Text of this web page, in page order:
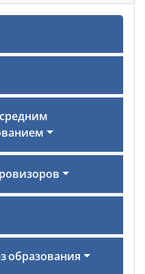
образования